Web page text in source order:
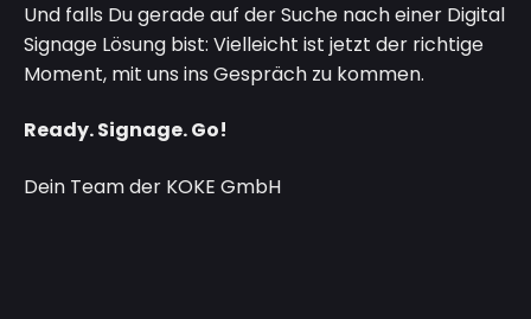
Und falls Du gerade auf der Suche nach einer Digital
Signage Lösung bist: Vielleicht ist jetzt der richtige
Moment, mit uns ins Gespräch zu kommen.
Ready. Signage. Go!
Dein Team der KOKE GmbH